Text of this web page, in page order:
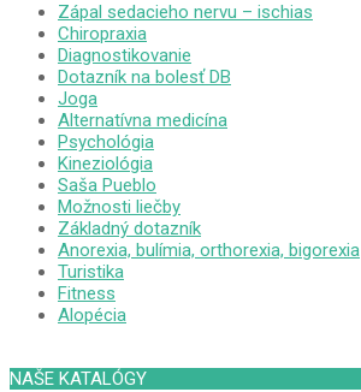
Zápal sedacieho nervu – ischias
Chiropraxia
Diagnostikovanie
Dotazník na bolesť DB
Joga
Alternatívna medicína
Psychológia
Kineziológia
Saša Pueblo
Možnosti liečby
Základný dotazník
Anorexia, bulímia, orthorexia, bigorexia
Turistika
Fitness
Alopécia
NAŠE KATALÓGY